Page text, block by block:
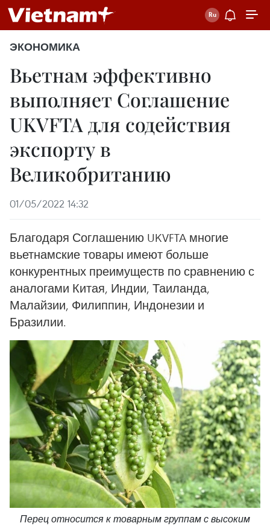
ЭКОНОМИКА
Вьетнам эффективно
выполняет Соглашение
UKVFTA для содействия
экспорту в
Великобританию
01/05/2022 14:32
Благодаря Соглашению UKVFTA многие
вьетнамские товары имеют больше
конкурентных преимуществ по сравнению с
аналогами Китая, Индии, Таиланда,
Малайзии, Филиппин, Индонезии и
Бразилии.
Перец относится к товарным группам с высоким